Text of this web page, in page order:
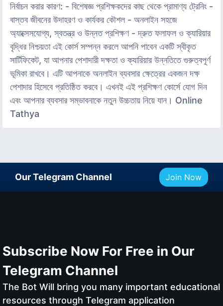
নির্বাচন করার কারণ: - বিশেষজ্ঞ প্রশিক্ষকদের কাছ থেকে প্রামাণ্য ট্রেনিং -
বাস্তব জীবনের উদাহরণ ও কার্যকর কৌশল - অনলাইন সহজে
অ্যাক্সেসযোগ্য, স্বতন্ত্র ও উন্নত প্রশিক্ষণ - দ্রুত ফলাফল ও ক্যারিয়ার
বৃদ্ধির নিশ্চয়তা এই কোর্স সম্পন্ন করলে আপনি পাবেন একটি স্বীকৃত
সার্টিফিকেট, যা আপনার পেশাদারী দক্ষতা ও ক্যারিয়ার উন্নতিতে গুরুত্বপূর্ণ
ভূমিকা রাখবে। এটি আপনাকে অনলাইন ব্যবসার ক্ষেত্রের একজন দক্ষ
পেশাদার হিসেবে প্রতিষ্ঠিত করবে। এখনই এই প্রশিক্ষণ কোর্সে যোগ দিন
এবং আপনার ব্যবসার সম্ভাবনাকে নতুন উচ্চতায় নিয়ে যান। Online
Tathya
Our Telegram Channel Join Now
Subscribe Now For Free in Our
Telegram Channel
The Bot Will bring you many important educational
resources through Telegram application